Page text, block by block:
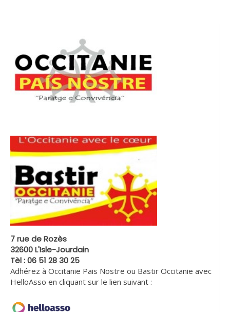
7 rue de Rozès
32600 L'Isle-Jourdain
Tèl : 06 51 28 30 25
Adhérez à Occitanie Pais Nostre ou Bastir Occitanie avec
HelloAsso en cliquant sur le lien suivant :